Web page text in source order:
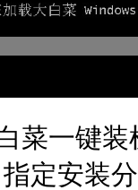
菜一键
定安装